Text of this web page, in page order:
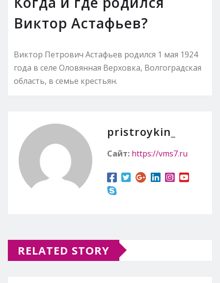
Виктор Астафьев?
Виктор Петрович Астафьев родился 1 мая 1924
года в селе Оловянная Верховка, Волгоградская
область, в семье крестьян.
pristroykin_
Сайт: https://vms7.ru
RELATED STORY